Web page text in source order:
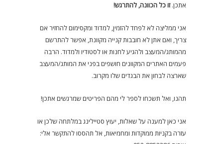
אתכן.זו כל הכוונה, להתרגש!
אני ממליצה לא לפחד להזמין, למדוד ומקסימום להחזיר אם
צריך, ואם אתן לא חובבות קנייה מקוונת, אפשר להתרשם
מהמותג/המעצב ולהגיע לחנות או לסטודיו ולמדוד. הרבה
פעמים האתרים המקוונים חושפים בפני את המותג/המעצב
שארצה לבחון את הבגדים שלו מקרוב.
תהנו, ואל תשכחו לספר לי מהם הפריטים שמרגשים אתכן!
אני כאן למענה על שאלות, יעוץ סטיילינג במלתחה שלכן או
עזרה בקניות ממוקדות ומחמיאות, אל תהססו להתקשר אלי: